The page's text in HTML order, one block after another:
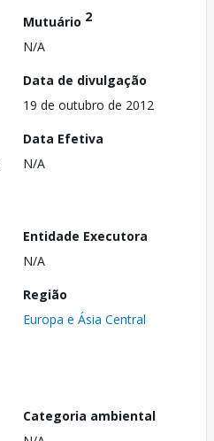
Mutuário 2
N/A
Data de divulgação
19 de outubro de 2012
Data Efetiva
N/A
Entidade Executora
N/A
Região
Europa e Ásia Central
Categoria ambiental